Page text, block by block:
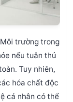
trường trong
nếu tuân thủ
Tuy nhiên,
hóa chất độc
cá nhân có thể